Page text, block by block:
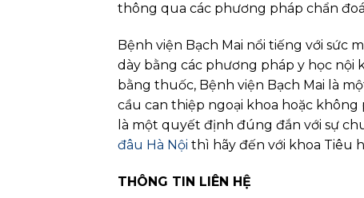
thông qua các phương pháp chẩn
Bệnh viện Bạch Mai nổi tiếng với sức
dày bằng các phương pháp y học
bằng thuốc, Bệnh viện Bạch Mai là
cầu can thiệp ngoại khoa hoặc
là một quyết định đúng đắn với sự
đâu Hà Nội thì hãy đến với khoa Tiêu
THÔNG TIN LIÊN HỆ